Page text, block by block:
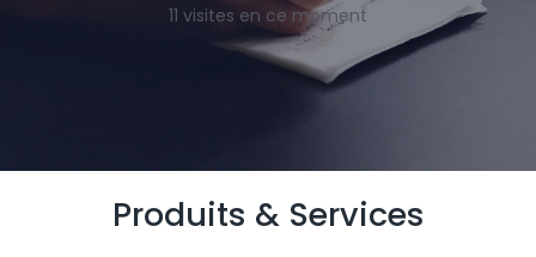
11 visites en ce moment
Produits & Services